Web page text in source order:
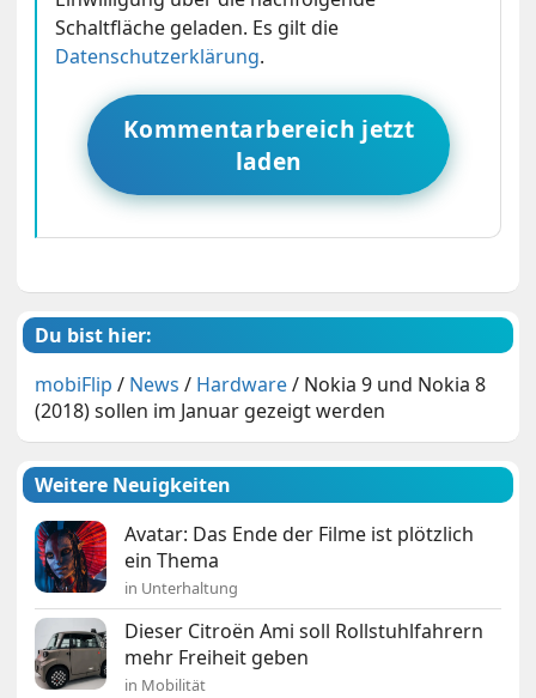
Schaltfläche geladen. Es gilt die
Datenschutzerklärung.
Kommentarbereich jetzt
laden
Du bist hier:
mobiFlip / News / Hardware/ Nokia 9 und Nokia 8
(2018) sollen im Januar gezeigt werden
Weitere Neuigkeiten
Avatar: Das Ende der Filme ist plötzlich
ein Thema
in Unterhaltung
Dieser Citroën Ami soll Rollstuhlfahrern
mehr Freiheit geben
in Mobilität